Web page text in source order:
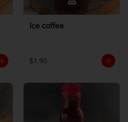
Ice coffee
$1.90